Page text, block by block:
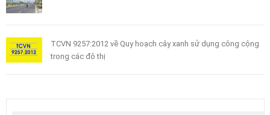
TCVN 9257:2012 về Quy hoạch cây xanh sử dụng công cộng
trong các đô thị